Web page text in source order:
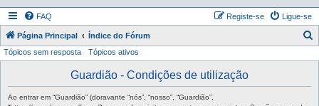
FAQ Ligue-se
Registe-se
Página Principal Índice do Fórum
Tópicos sem resposta Tópicos ativos
Guardião - Condições de utilização
Ao entrar em “Guardião” (doravante “nós”, “nosso”, “Guardião”,